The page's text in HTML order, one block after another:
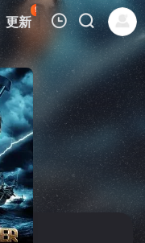
更新
95
热榜 APP